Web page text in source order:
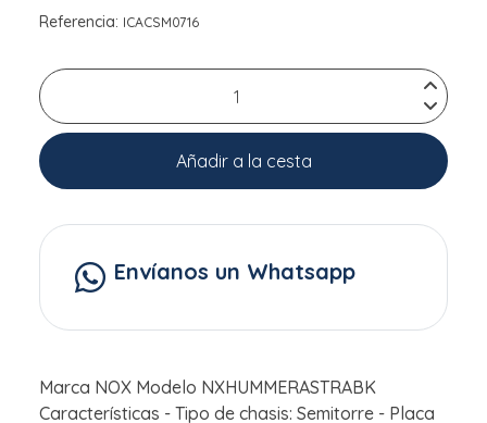
Referencia: ICACSM0716
Añadir a la cesta
Envíanos un Whatsapp
Marca NOX Modelo NXHUMMERASTRABK
Características - Tipo de chasis: Semitorre - Placa